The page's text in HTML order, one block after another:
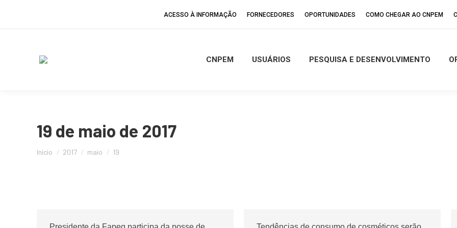
ACESSO À INFORMAÇÃO FORNECEDORES OPORTUNIDADES COMO CHEGAR AO CNPEM
CNPEM USUÁRIOS PESQUISA E DESENVOLVIMENTO
19 de maio de 2017
Início 2017 maio 19